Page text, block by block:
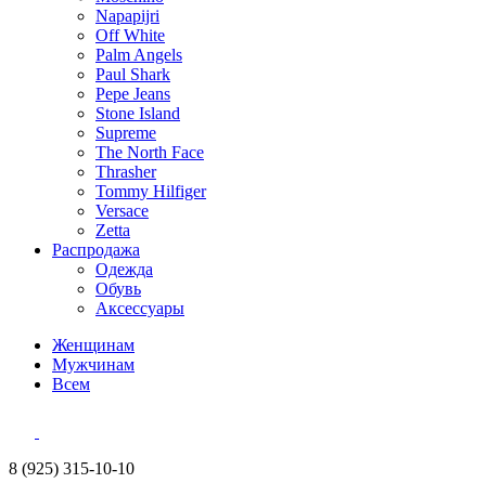
Napapijri
Off White
Palm Angels
Paul Shark
Pepe Jeans
Stone Island
Supreme
The North Face
Thrasher
Tommy Hilfiger
Versace
Zetta
Распродажа
Одежда
Обувь
Аксессуары
Женщинам
Мужчинам
Всем
8 (925) 315-10-10